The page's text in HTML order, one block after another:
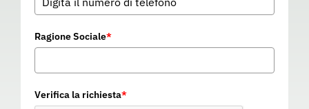
Ragione Sociale*
Verifica la richiesta*